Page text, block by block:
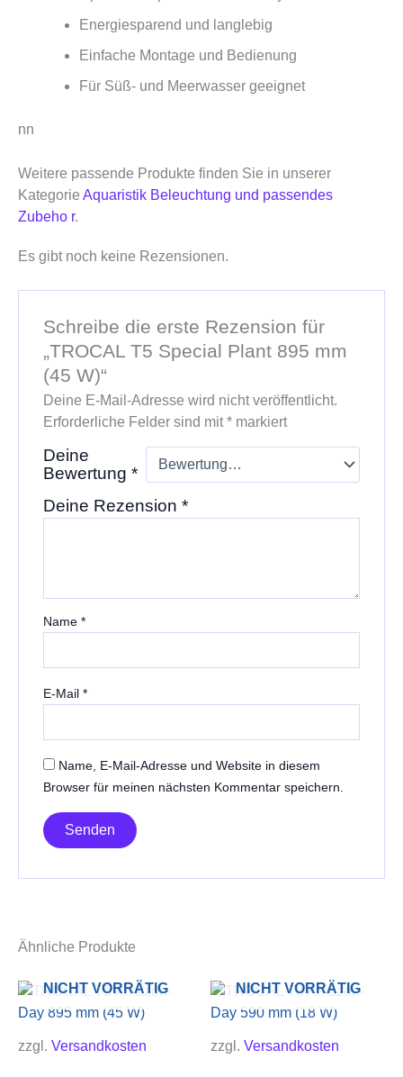
Energiesparend und langlebig
Einfache Montage und Bedienung
Für Süß- und Meerwasser geeignet
nn
Weitere passende Produkte finden Sie in unserer
Kategorie Aquaristik Beleuchtung und passendes
Zubeho r.
Es gibt noch keine Rezensionen.
Schreibe die erste Rezension für
„TROCAL T5 Special Plant 895 mm
(45 W)“
Deine E-Mail-Adresse wird nicht veröffentlicht.
Erforderliche Felder sind mit*markiert
Deine
Bewertung *
Deine Rezension *
Name *
E-Mail *
Name, E-Mail-Adresse und Website in diesem
Browser für meinen nächsten Kommentar speichern.
Ähnliche Produkte
NICHT VORRÄTIG
zzgl. Versandkosten
NICHT VORRÄTIG
zzgl. Versandkosten